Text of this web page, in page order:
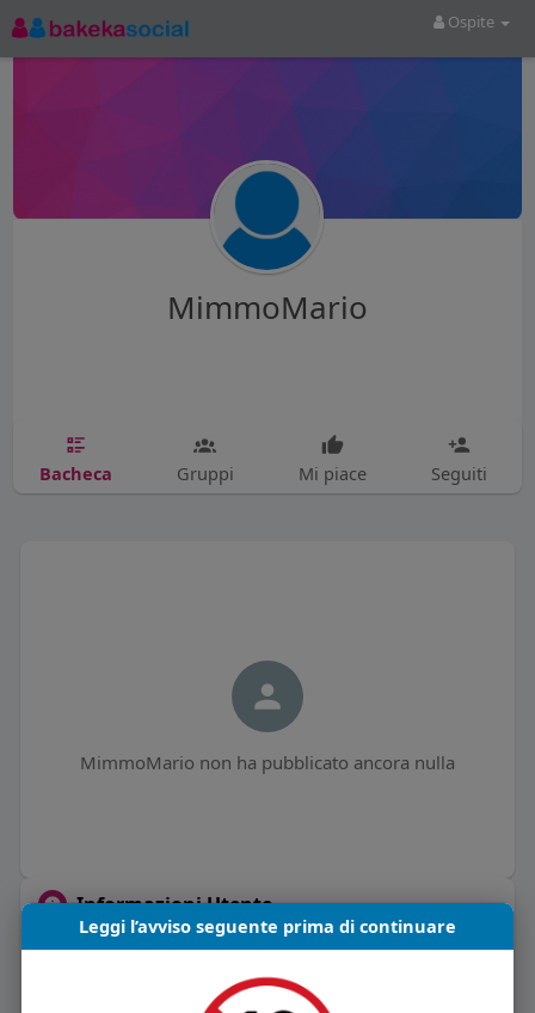
Ospite
MimmoMario
Bacheca Gruppi Mi piace Seguiti
MimmoMario non ha pubblicato ancora nulla
Informazioni Utente
0post
Leggi l’avviso seguente prima di continuare